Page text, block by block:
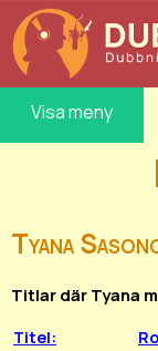
Visa meny
Tyana
Titlar där Tyana
Titel: